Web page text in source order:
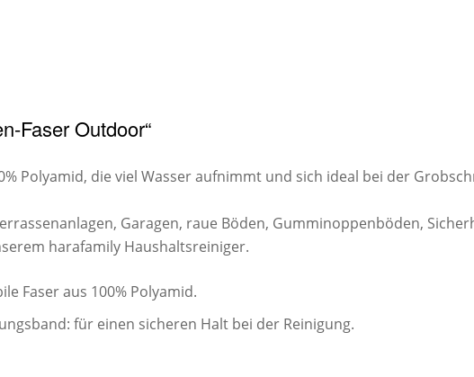
Faser Outdoor“
Polyamid, die viel Wasser aufnimmt und sich ideal bei der
Garagen, raue Böden, Gumminoppenböden,
harafamily Haushaltsreiniger.
Faser aus 100% Polyamid.
für einen sicheren Halt bei der Reinigung.